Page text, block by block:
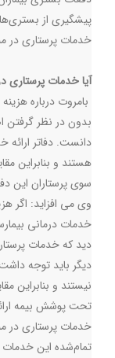
پیشگیری از
خدمات پرستاری در
آیا خدمات پرستاری
بامروت درباره
بدون در نظر
دانست. دفاتر
هستند و بنابراین
سوی پرستاران این
وی می افزاید: اگر
خدمات درمانی
دید که خدمات
دیگر باید توجه
نیستند و بنابراین
تحت پوشش بیمه
خدمات پرستاری در
تمام‌شده این